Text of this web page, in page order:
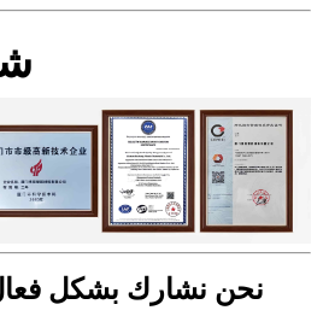
نحن نشارك بشكل